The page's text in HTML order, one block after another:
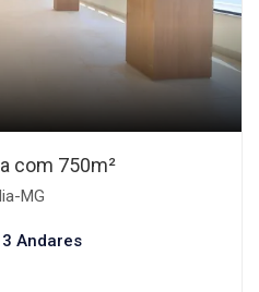
com 750m²
MG
3 Andares